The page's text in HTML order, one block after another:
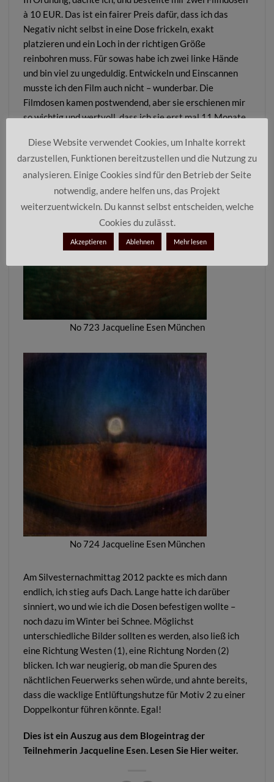
à 10 EUR. Das ist ein fairer Preis dafür, dass ich das
Negativ nicht selbst in eine Dose frickeln, exakt
platzieren und ein Loch in der richtigen Größe
reinbohren muss. Für sowas habe ich zwei linke Hände
und bin viel zu ungeduldig. Entwickeln und Einscannen
musste ich den Film auch nicht – wunderbar. Die
Filmdosen kamen postwendend, aber sie erschienen mir
so wichtig und wertvoll, dass ich sie erst mal 11 Monate
No 723 Jacqueline Esen München
No 724 Jacqueline Esen München
Am Silvesternachmittag 2012 packte es mich dann
endlich, ich stieg aufs Dach. Lange hatte ich darüber
sinniert, wo und wie ich die Dosen befestigen wollte –
noch dazu im Winter bei Schnee. Möglichst
unterschiedliche Bilder sollten es werden, also ließ ich
eine Richtung Westen (1), eine Richtung Norden (2)
blicken. Ich war neugierig, ob man die Spuren des
nächtlichen Feuerwerks sehen würde, und ahnte bereits,
dass die wacklige Entlüftungshutze für Motiv 2 zu einer
Doppelkontur führen könnte. Egal!
Dies ist ein Auszug aus dem Blogeintrag der
Teilnehmerin Jacqueline Esen. Lesen Sie Hierweiter.
Diese Website verwendet Cookies, um Inhalte korrekt
darzustellen, Funktionen bereitzustellen und die Nutzung zu
analysieren. Einige Cookies sind für den Betrieb der Seite
notwendig, andere helfen uns, das Projekt
weiterzuentwickeln. Du kannst selbst entscheiden, welche
Cookies du zulässt.
Akzeptieren Ablehnen Mehr lesen